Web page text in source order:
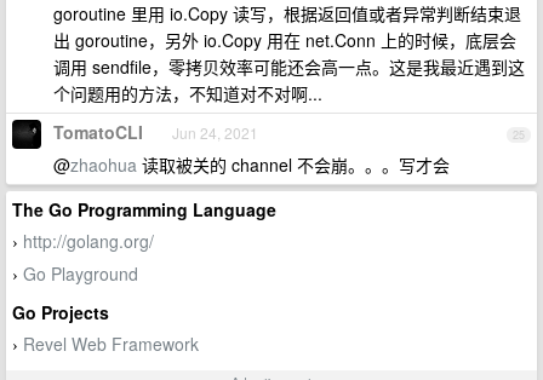
goroutine 里用 io.Copy 读写，根据返回值或者异常判断结束退
出 goroutine，另外 io.Copy 用在 net.Conn 上的时候，底层会
调用 sendfile，零拷贝效率可能还会高一点。这是我最近遇到这
个问题用的方法，不知道对不对啊...
25
TomatoCLI Jun 24, 2021
@zhaohua 读取被关的 channel 不会崩。。。写才会
The Go Programming Language
› http://golang.org/
› Go Playground
Go Projects
› Revel Web Framework